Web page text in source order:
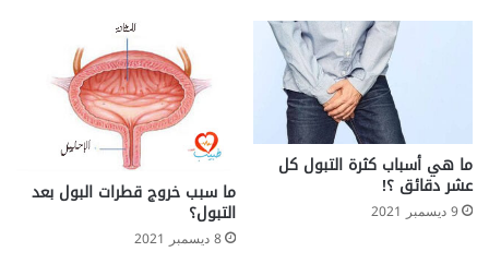
ما هي أسباب كثرة التبول كل
عشر دقائق ؟!
9 ديسمبر 2021
ما سبب خروج قطرات البول بعد
التبول؟
8 ديسمبر 2021